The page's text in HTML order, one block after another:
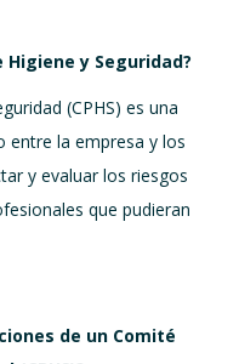
y Seguridad?
(CPHS) es una
entre la empresa y los
y evaluar los riesgos
que pudieran
de un Comité